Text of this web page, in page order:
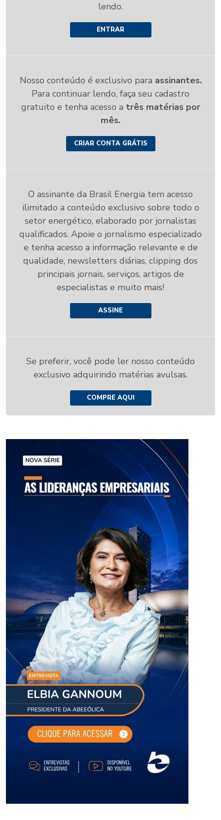
lendo.
ENTRAR
Nosso conteúdo é exclusivo para assinantes.
Para continuar lendo, faça seu cadastro
gratuito e tenha acesso a três matérias por
mês.
CRIAR CONTA GRÁTIS
O assinante da Brasil Energia tem acesso
ilimitado a conteúdo exclusivo sobre todo o
setor energético, elaborado por jornalistas
qualificados. Apoie o jornalismo especializado
e tenha acesso a informação relevante e de
qualidade, newsletters diárias, clipping dos
principais jornais, serviços, artigos de
especialistas e muito mais!
ASSINE
Se preferir, você pode ler nosso conteúdo
exclusivo adquirindo matérias avulsas.
COMPRE AQUI